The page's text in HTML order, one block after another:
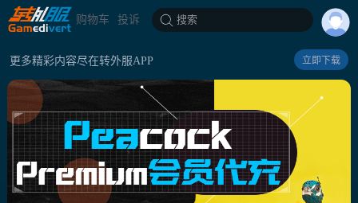
购物车 投诉 搜索
更多精彩内容尽在转外服APP 立即下载